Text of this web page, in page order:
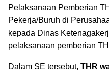
Pelaksanaan Pemberian
Pekerja/Buruh di
kepada Dinas
pelaksanaan pemberian
Dalam SE tersebut, THR